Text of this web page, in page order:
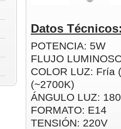
Datos
POTENCIA: 5W
FLUJO
COLOR LUZ: Fría
(~2700K)
ÁNGULO LUZ:
FORMATO: E14
TENSIÓN: 220V